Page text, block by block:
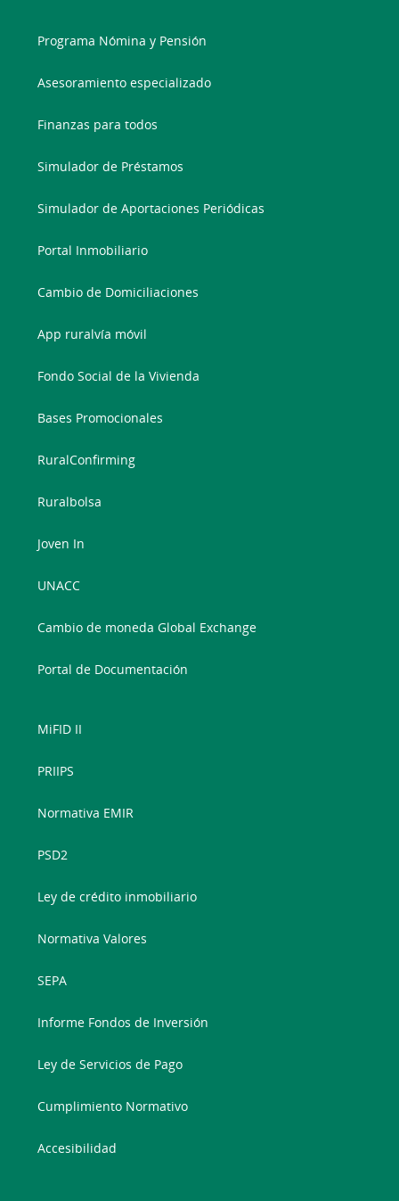
Programa Nómina y Pensión
Asesoramiento especializado
Finanzas para todos
Simulador de Préstamos
Simulador de Aportaciones Periódicas
Portal Inmobiliario
Cambio de Domiciliaciones
App ruralvía móvil
Fondo Social de la Vivienda
Bases Promocionales
RuralConfirming
Ruralbolsa
Joven In
UNACC
Cambio de moneda Global Exchange
Portal de Documentación
MiFID II
PRIIPS
Normativa EMIR
PSD2
Ley de crédito inmobiliario
Normativa Valores
SEPA
Informe Fondos de Inversión
Ley de Servicios de Pago
Cumplimiento Normativo
Accesibilidad